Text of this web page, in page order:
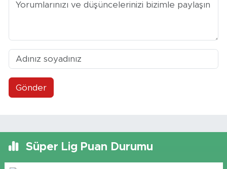
Gönder
Süper Lig Puan Durumu